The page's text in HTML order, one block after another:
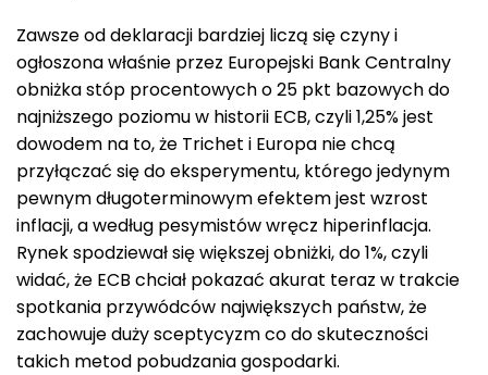
Zawsze od deklaracji bardziej liczą się czyny i
ogłoszona właśnie przez Europejski Bank Centralny
obniżka stóp procentowych o 25 pkt bazowych do
najniższego poziomu w historii ECB, czyli 1,25% jest
dowodem na to, że Trichet i Europa nie chcą
przyłączać się do eksperymentu, którego jedynym
pewnym długoterminowym efektem jest wzrost
inflacji, a według pesymistów wręcz hiperinflacja.
Rynek spodziewał się większej obniżki, do 1%, czyli
widać, że ECB chciał pokazać akurat teraz w trakcie
spotkania przywódców największych państw, że
zachowuje duży sceptycyzm co do skuteczności
takich metod pobudzania gospodarki.